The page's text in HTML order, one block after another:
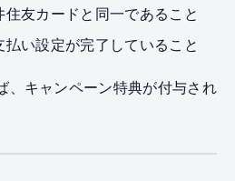
住友カードと同一であること
払い設定が完了していること
、キャンペーン特典が付与され